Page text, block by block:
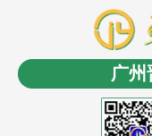
商盟成员：云南
电缆桥架 无人机信
器 控制电缆 沈阳
氮化铝陶瓷基
广州